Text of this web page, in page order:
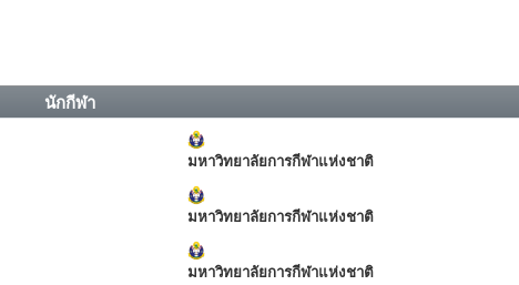
นักกีฬา
มหาวิทยาลัยการกีฬาแห่งชาติ
มหาวิทยาลัยการกีฬาแห่งชาติ
มหาวิทยาลัยการกีฬาแห่งชาติ